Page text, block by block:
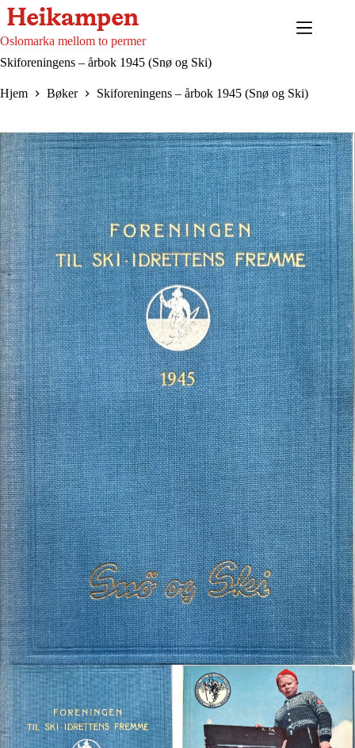
Hopp
til
innholdet
Oslomarka mellom to permer
Skiforeningens – årbok 1945 (Snø og Ski)
Hjem Bøker Skiforeningens – årbok 1945 (Snø og Ski)